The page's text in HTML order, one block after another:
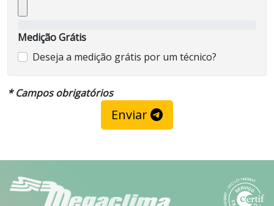
Medição Grátis
Deseja a medição grátis por um técnico?
* Campos obrigatórios
Enviar